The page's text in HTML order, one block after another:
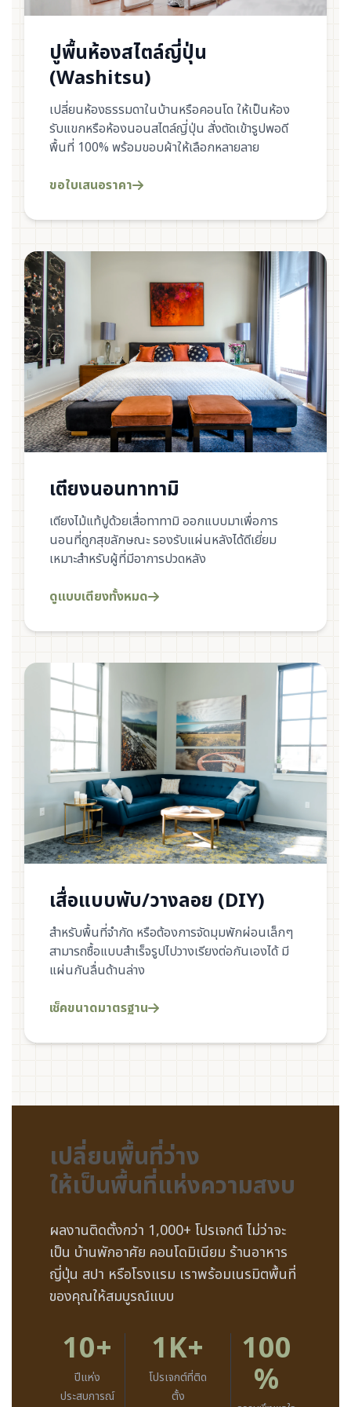
ปูพื้นห้องสไตล์ญี่ปุ่น
(Washitsu)
เปลี่ยนห้องธรรมดาในบ้านหรือคอนโด ให้เป็นห้อง
รับแขกหรือห้องนอนสไตล์ญี่ปุ่น สั่งตัดเข้ารูปพอดี
พื้นที่ 100% พร้อมขอบผ้าให้เลือกหลายลาย
ขอใบเสนอราคา
เตียงนอนทาทามิ
เตียงไม้แท้ปูด้วยเสื่อทาทามิ ออกแบบมาเพื่อการ
นอนที่ถูกสุขลักษณะ รองรับแผ่นหลังได้ดีเยี่ยม
เหมาะสำหรับผู้ที่มีอาการปวดหลัง
ดูแบบเตียงทั้งหมด
เสื่อแบบพับ/วางลอย (DIY)
สำหรับพื้นที่จำกัด หรือต้องการจัดมุมพักผ่อนเล็กๆ
สามารถซื้อแบบสำเร็จรูปไปวางเรียงต่อกันเองได้ มี
แผ่นกันลื่นด้านล่าง
เช็คขนาดมาตรฐาน
เปลี่ยนพื้นที่ว่าง
ให้เป็นพื้นที่แห่งความสงบ
ผลงานติดตั้งกว่า 1,000+ โปรเจกต์ ไม่ว่าจะ
เป็น บ้านพักอาศัย คอนโดมิเนียม ร้านอาหาร
ญี่ปุ่น สปา หรือโรงแรม เราพร้อมเนรมิตพื้นที่
ของคุณให้สมบูรณ์แบบ
10+
ปีแห่ง
ประสบการณ์
1K+
โปรเจกต์ที่ติด
ตั้ง
100
%